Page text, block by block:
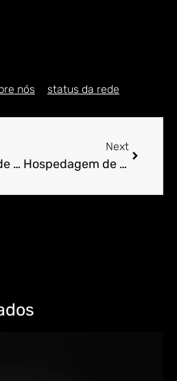
nós status da rede
Hospedagem de Sites para Engenheiro em Abacaxis
Next
Hospedagem de Sites para Engenheiro em Abadia